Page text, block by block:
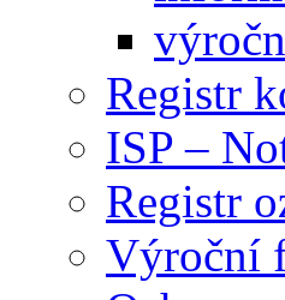
Registr
ISP –
Registr
Výroční